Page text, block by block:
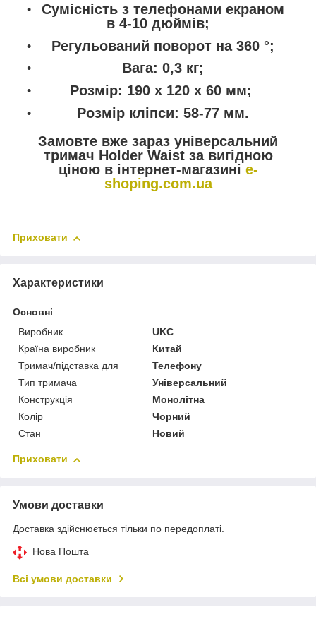
Сумісність з телефонами екраном
в 4-10 дюймів;
Регульований поворот на 360 °;
Вага: 0,3 кг;
Розмір: 190 х 120 х 60 мм;
Розмір кліпси: 58-77 мм.
Замовте вже зараз універсальний
тримач Holder Waist за вигідною
ціною в інтернет-магазині e-
shoping.com.ua
Приховати
Характеристики
Основні
Виробник
UKC
Країна виробник
Китай
Тримач/підставка для
Телефону
Тип тримача
Універсальний
Конструкція
Монолітна
Колір
Чорний
Стан
Новий
Приховати
Умови доставки
Доставка здійснюється тільки по передоплаті.
Нова Пошта
Всі умови доставки